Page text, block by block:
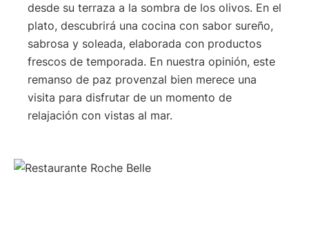
desde su terraza a la sombra de los olivos. En el
plato, descubrirá una cocina con sabor sureño,
sabrosa y soleada, elaborada con productos
frescos de temporada. En nuestra opinión, este
remanso de paz provenzal bien merece una
visita para disfrutar de un momento de
relajación con vistas al mar.